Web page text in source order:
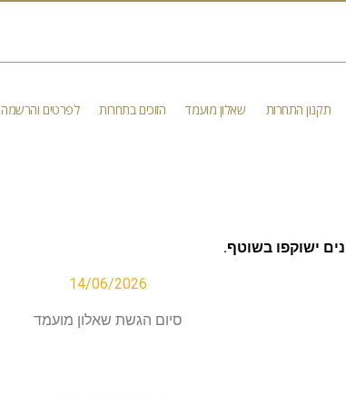
תקנון התחרות שאלון מועמד הזוכים בתחרות לפרטים והרשמה
ישוקפו בשוטף.
14/06/2026
סיום הגשת שאלון מועמד